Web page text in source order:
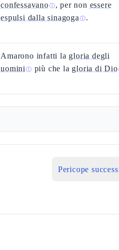
confessavanoⓘ, per non essere
espulsi dalla sinagoga ⓘ.
Amarono infatti la gloria degli
uomini ⓘ più che la gloria di Dio
Pericope